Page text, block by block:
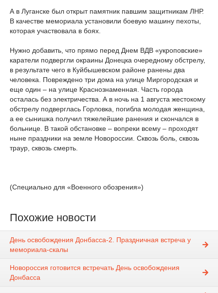
А в Луганске был открыт памятник павшим защитникам ЛНР.
В качестве мемориала установили боевую машину пехоты,
которая участвовала в боях.
Нужно добавить, что прямо перед Днем ВДВ «укроповские»
каратели подвергли окраины Донецка очередному обстрелу,
в результате чего в Куйбышевском районе ранены два
человека. Повреждено три дома на улице Миргородская и
еще один – на улице Краснознаменная. Часть города
осталась без электричества. А в ночь на 1 августа жестокому
обстрелу подверглась Горловка, погибла молодая женщина,
а ее сынишка получил тяжелейшие ранения и скончался в
больнице. В такой обстановке – вопреки всему – проходят
ныне праздники на земле Новороссии. Сквозь боль, сквозь
траур, сквозь смерть.
(Специально для «Военного обозрения»)
Похожие новости
День освобождения Донбасса-2. Праздничная встреча у
мемориала-скалы
Новороссия готовится встречать День освобождения
Донбасса